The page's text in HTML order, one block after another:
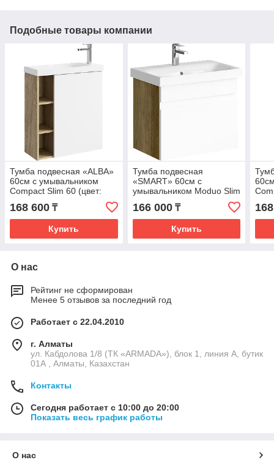
Подобные товары компании
Тумба подвесная «ALBA»
60см с умывальником
Compact Slim 60 (цвет:
дуб давос / белый
матовый)
168 600 ₸
Купить
Тумба подвесная
«SMART» 60см с
умывальником Moduo Slim
60 (цвет: дуб балтийский /
белый глянец)
166 000₸
Купить
О нас
Рейтинг не сформирован
Менее 5 отзывов за последний год
Работает с 22.04.2010
г. Алматы
ул. Кабдолова 1/8 (ТК «ARMADA»), блок 1, линия А, бутик
01А , Алматы, Казахстан
Контакты
Сегодня работает с 10:00 до 20:00
Показать весь график работы
О нас